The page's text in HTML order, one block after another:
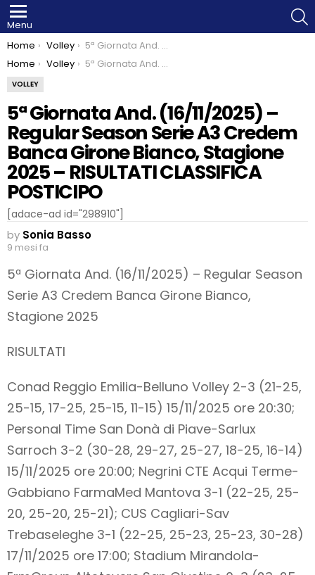
Menu
You are here:
Home Volley
5ª Giornata And. (16/11/2025) – Regular Season Serie A3 Credem Banca Girone Bianco, Stagione 2025 – RISULTATI CLASSIFICA POSTICIPO
You are here:
Home Volley 5ª Giornata And. (16/11/2025) – Regular Season Serie A3 Credem Banca Girone Bianco, Stagione 2025 – RISULTATI CLASSIFICA POSTICIPO
VOLLEY
5ª Giornata And. (16/11/2025) –
Regular Season Serie A3 Credem
Banca Girone Bianco, Stagione
2025 – RISULTATI CLASSIFICA
POSTICIPO
[adace-ad id="298910"]
by Sonia Basso
9 mesi fa
5ª Giornata And. (16/11/2025) – Regular Season
Serie A3 Credem Banca Girone Bianco,
Stagione 2025
RISULTATI
Conad Reggio Emilia-Belluno Volley 2-3 (21-25,
25-15, 17-25, 25-15, 11-15) 15/11/2025 ore 20:30;
Personal Time San Donà di Piave-Sarlux
Sarroch 3-2 (30-28, 29-27, 25-27, 18-25, 16-14)
15/11/2025 ore 20:00; Negrini CTE Acqui Terme-
Gabbiano FarmaMed Mantova 3-1 (22-25, 25-
20, 25-20, 25-21); CUS Cagliari-Sav
Trebaseleghe 3-1 (22-25, 25-23, 25-23, 30-28)
17/11/2025 ore 17:00; Stadium Mirandola-